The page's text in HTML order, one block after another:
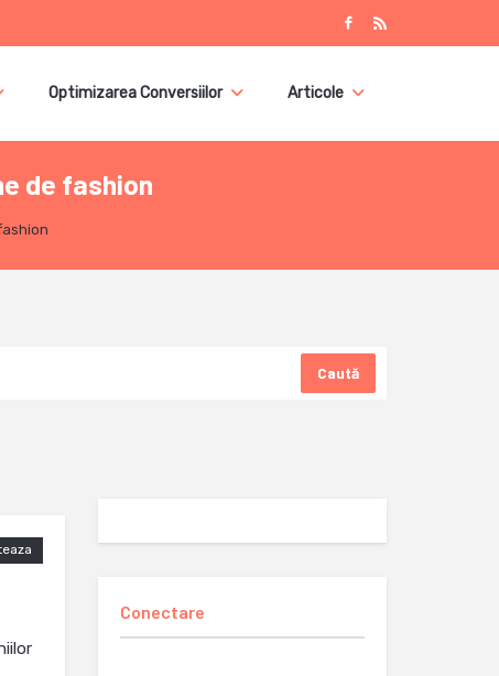
Optimizarea Conversiilor Articole
de fashion
Caută
Conectare